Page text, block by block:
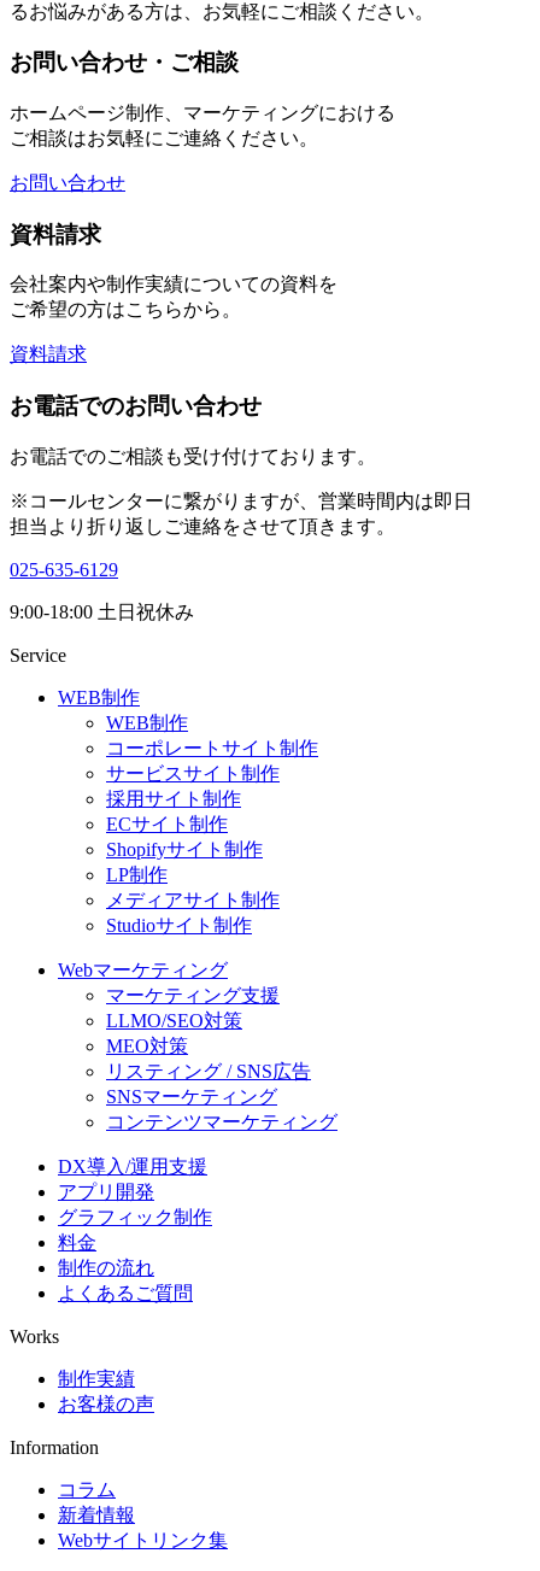
るお悩みがある方は、お気軽にご相談ください。
お問い合わせ・ご相談
ホームページ制作、マーケティングにおける
ご相談はお気軽にご連絡ください。
お問い合わせ
資料請求
会社案内や制作実績についての資料を
ご希望の方はこちらから。
資料請求
お電話でのお問い合わせ
お電話でのご相談も受け付けております。
※コールセンターに繋がりますが、営業時間内は即日
担当より折り返しご連絡をさせて頂きます。
025-635-6129
9:00-18:00 土日祝休み
Service
WEB制作
WEB制作
コーポレートサイト制作
サービスサイト制作
採用サイト制作
ECサイト制作
Shopifyサイト制作
LP制作
メディアサイト制作
Studioサイト制作
Webマーケティング
マーケティング支援
LLMO/SEO対策
MEO対策
リスティング / SNS広告
SNSマーケティング
コンテンツマーケティング
DX導入/運用支援
アプリ開発
グラフィック制作
料金
制作の流れ
よくあるご質問
Works
制作実績
お客様の声
Information
コラム
新着情報
Webサイトリンク集